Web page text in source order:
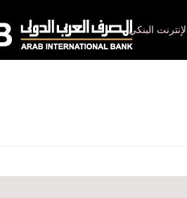
البنكي